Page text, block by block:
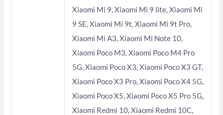
Xiaomi Mi 9, Xiaomi Mi 9 lite, Xiaomi Mi
9 SE, Xiaomi Mi 9t, Xiaomi Mi 9t Pro,
Xiaomi Mi A3, Xiaomi Mi Note 10,
Xiaomi Poco M3, Xiaomi Poco M4 Pro
5G, Xiaomi Poco X3, Xiaomi Poco X3 GT,
Xiaomi Poco X3 Pro, Xiaomi Poco X4 5G,
Xiaomi Poco X5, Xiaomi Poco X5 Pro 5G,
Xiaomi Redmi 10, Xiaomi Redmi 10C,